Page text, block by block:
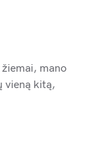
mano
vieną kitą,